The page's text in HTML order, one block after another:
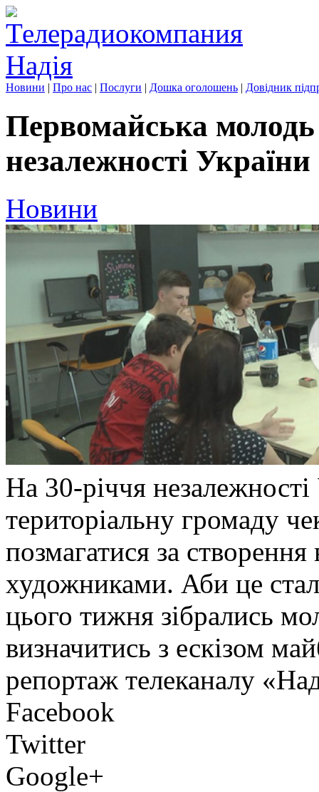
Новини | Про нас | Послуги | Дошка оголошень | Довідник
Первомайська молодь
незалежності України
Новини
На 30-річчя
територіальну громаду
позмагатися за
художниками. Аби це
цього тижня зібрались
визначитись з ескізом
репортаж телеканалу
Facebook
Twitter
Google+